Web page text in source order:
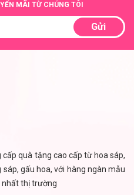
MÃI TỪ CHÚNG TÔI
Gửi
cấp quà tặng cao cấp từ hoa sáp,
gấu hoa, với hàng ngàn mẫu
nhất thị trường